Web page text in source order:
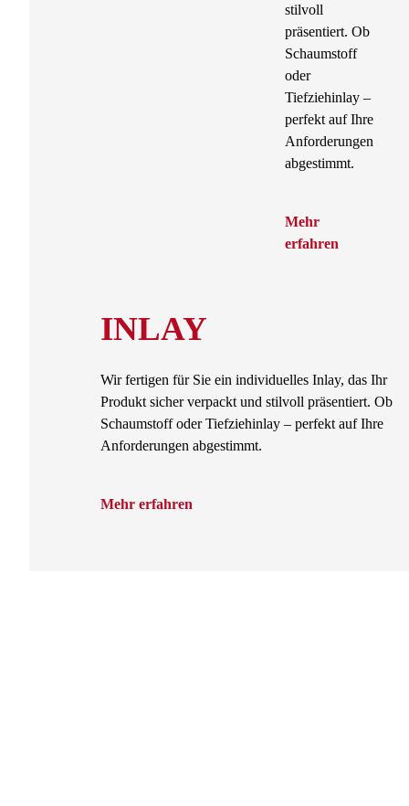
stilvoll
präsentiert. Ob
Schaumstoff
oder
Tiefziehinlay –
perfekt auf Ihre
Anforderungen
abgestimmt.
Mehr
erfahren
INLAY
Wir fertigen für Sie ein individuelles Inlay, das Ihr
Produkt sicher verpackt und stilvoll präsentiert. Ob
Schaumstoff oder Tiefziehinlay – perfekt auf Ihre
Anforderungen abgestimmt.
Mehr erfahren